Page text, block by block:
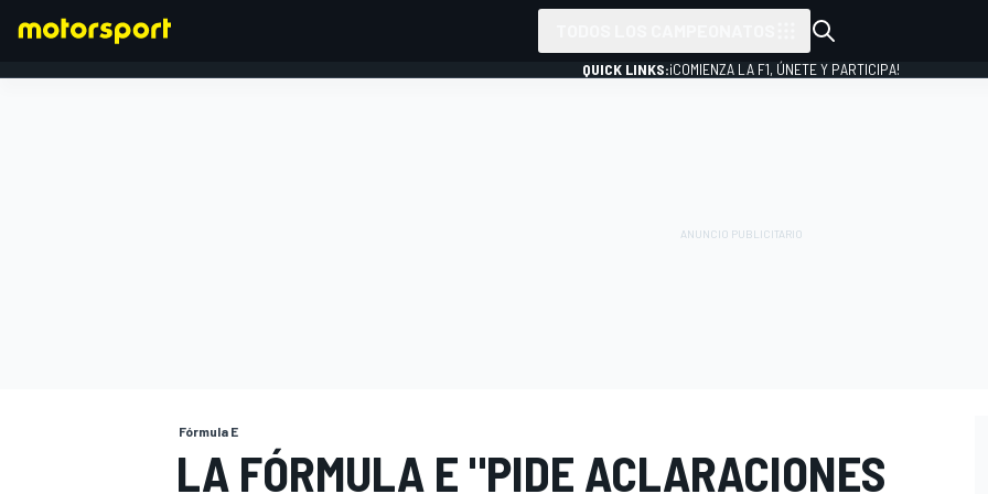
QUICK LINKS:¡COMIENZA LA F1, ÚNETE Y PARTICIPA!
Fórmula E
LA FÓRMULA E "PIDE ACLARACIONES